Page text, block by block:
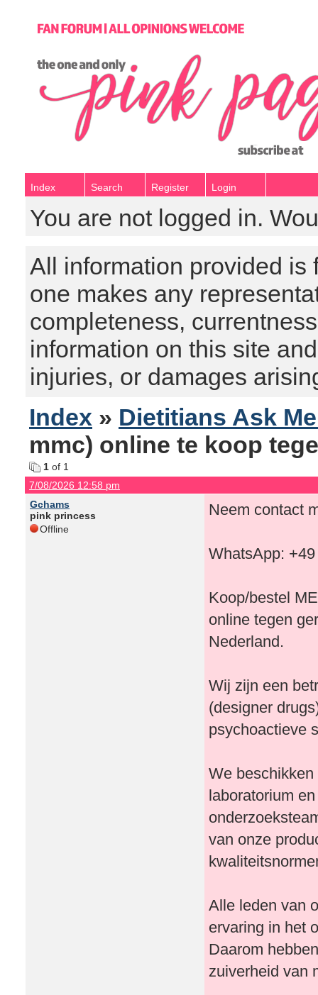
Index Search Register Login
You are not logged in.
All information provided is
one makes any
completeness,
information on this site
injuries, or damages
Index » Dietitians Ask
mmc) online te koop
1 of 1
7/08/2026 12:58 pm
Gchams
pink princess
Offline
Neem contact
WhatsApp:
Koop/bestel
online tegen
Nederland.
Wij zijn een
(designer
psychoactieve
We
laboratorium
van onze
Alle leden van
ervaring in het
Daarom
zuiverheid van